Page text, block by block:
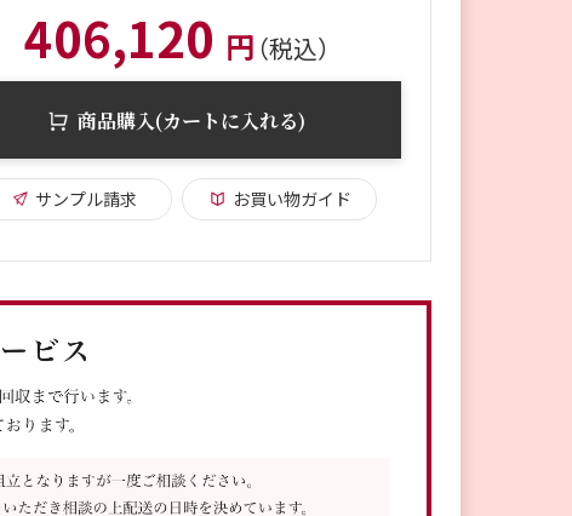
406,120 円（税込）
商品購入(カートに入れる)
サンプル請求 お買い物ガイド